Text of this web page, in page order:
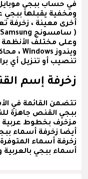
في حساب ببجي
ومخفية يقبلها ببجي
أخرى معينة ، زخرفة
تنصيب أو تنزيل أي
زخرفة إسم
تتضمن القائمة في
ببجي القنص جاهزة
مزخرف بخطوط عربية
أيضا زخرفة أسماء
زخرفة أسماء
أسماء ببجي